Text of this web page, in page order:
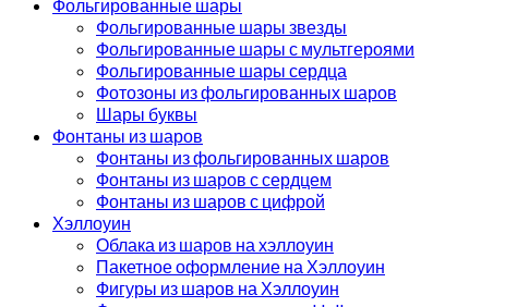
Фольгированные шары
Фольгированные шары звезды
Фольгированные шары с мультгероями
Фольгированные шары сердца
Фотозоны из фольгированных шаров
Шары буквы
Фонтаны из шаров
Фонтаны из фольгированных шаров
Фонтаны из шаров с сердцем
Фонтаны из шаров с цифрой
Хэллоуин
Облака из шаров на хэллоуин
Пакетное оформление на Хэллоуин
Фигуры из шаров на Хэллоуин